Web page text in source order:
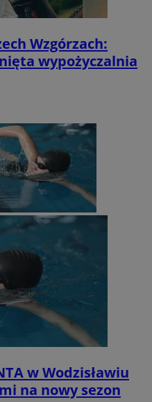
Wzgórzach:
wypożyczalnia
w Wodzisławiu
na nowy sezon